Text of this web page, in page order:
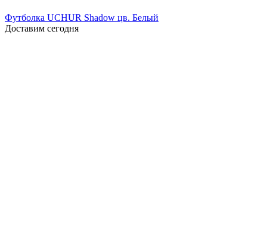
Футболка UCHUR Shadow цв. Белый
Доставим сегодня